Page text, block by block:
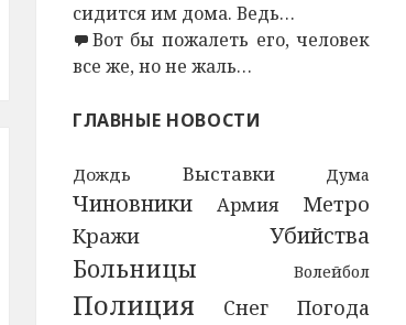
сидится им дома. Ведь…
Вот бы пожалеть его, человек
все же, но не жаль…
ГЛАВНЫЕ НОВОСТИ
Дождь Выставки Дума
Чиновники Армия Метро
Кражи Убийства
Больницы Волейбол
Полиция Снег Погода